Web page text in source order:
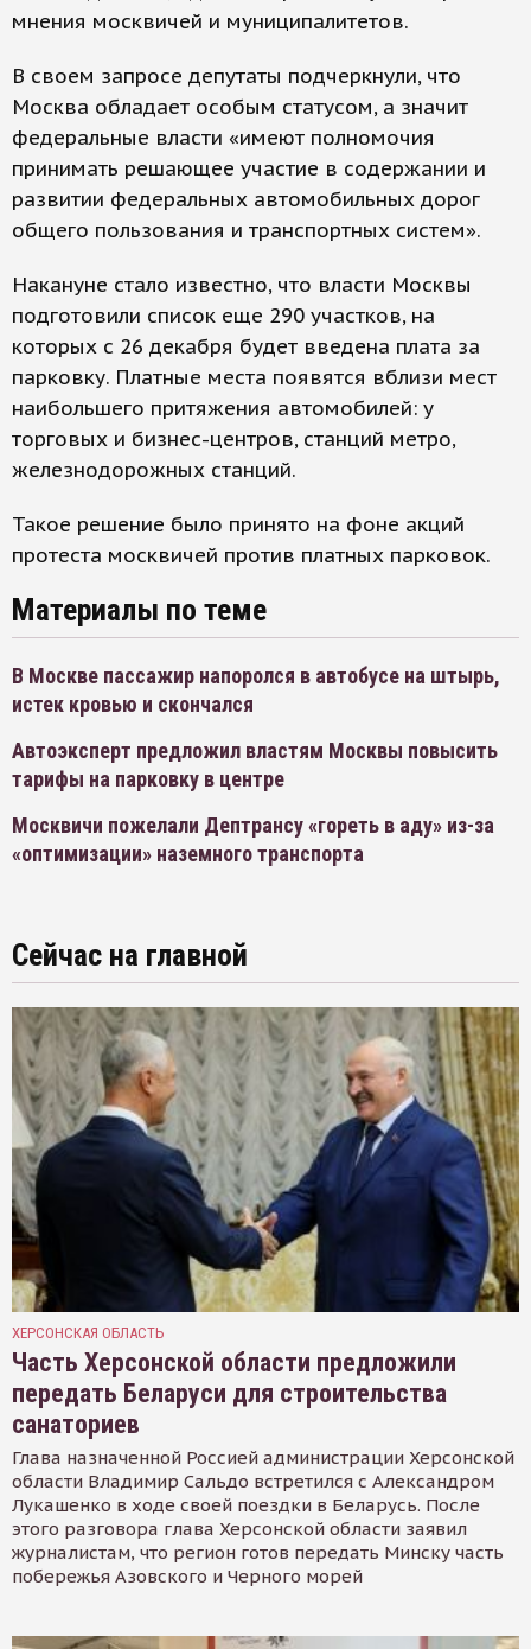
мнения москвичей и муниципалитетов.
В своем запросе депутаты подчеркнули, что
Москва обладает особым статусом, а значит
федеральные власти «имеют полномочия
принимать решающее участие в содержании и
развитии федеральных автомобильных дорог
общего пользования и транспортных систем».
Накануне стало известно, что власти Москвы
подготовили список еще 290 участков, на
которых с 26 декабря будет введена плата за
парковку. Платные места появятся вблизи мест
наибольшего притяжения автомобилей: у
торговых и бизнес-центров, станций метро,
железнодорожных станций.
Такое решение было принято на фоне акций
протеста москвичей против платных парковок.
Материалы по теме
В Москве пассажир напоролся в автобусе на штырь,
истек кровью и скончался
Автоэксперт предложил властям Москвы повысить
тарифы на парковку в центре
Москвичи пожелали Дептрансу «гореть в аду» из-за
«оптимизации» наземного транспорта
Сейчас на главной
ХЕРСОНСКАЯ ОБЛАСТЬ
Часть Херсонской области предложили
передать Беларуси для строительства
санаториев
Глава назначенной Россией администрации Херсонской
области Владимир Сальдо встретился с Александром
Лукашенко в ходе своей поездки в Беларусь. После
этого разговора глава Херсонской области заявил
журналистам, что регион готов передать Минску часть
побережья Азовского и Черного морей